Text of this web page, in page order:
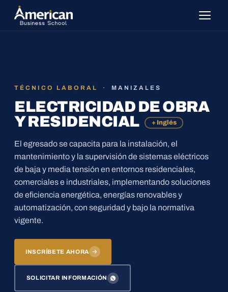
TÉCNICO LABORAL · MANIZALES
ELECTRICIDAD DE OBRA
Y RESIDENCIAL
+ Inglés
El egresado se capacita para la instalación, el
mantenimiento y la supervisión de sistemas eléctricos
de baja y media tensión en entornos residenciales,
comerciales e industriales, implementando soluciones
de eficiencia energética, energías renovables y
automatización, con seguridad y bajo la normativa
vigente.
INSCRÍBETE AHORA
SOLICITAR INFORMACIÓN